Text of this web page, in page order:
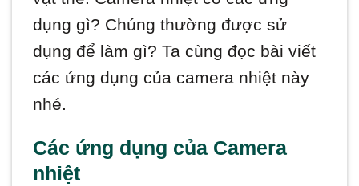
dụng gì? Chúng thường được sử
dụng để làm gì? Ta cùng đọc bài viết
các ứng dụng của camera nhiệt này
nhé.
Các ứng dụng của Camera
nhiệt